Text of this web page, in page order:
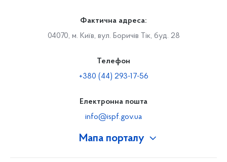
Мапа порталу
Фактична адреса:
04070, м. Київ, вул. Боричів Тік, буд. 28
Телефон
+380 (44) 293-17-56
Електронна пошта
info@ispf.gov.ua